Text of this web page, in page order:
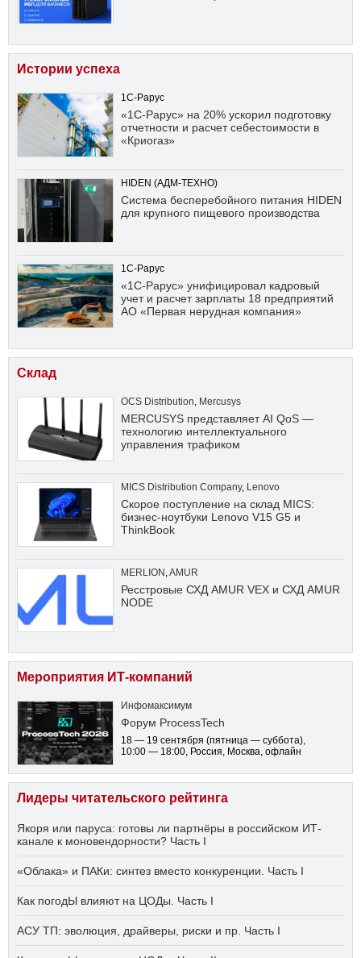
Истории успеха
1С-Рарус
«1С-Рарус» на 20% ускорил подготовку
отчетности и расчет себестоимости в
«Криогаз»
HIDEN (АДМ-ТЕХНО)
Система бесперебойного питания HIDEN
для крупного пищевого производства
1С-Рарус
«1С-Рарус» унифицировал кадровый
учет и расчет зарплаты 18 предприятий
АО «Первая нерудная компания»
Склад
OCS Distribution, Mercusys
MERCUSYS представляет AI QoS —
технологию интеллектуального
управления трафиком
MICS Distribution Company, Lenovo
Скорое поступление на склад MICS:
бизнес-ноутбуки Lenovo V15 G5 и
ThinkBook
MERLION ,AMUR
Ресстровые СХД AMUR VEX и СХД AMUR
NODE
Мероприятия ИТ-компаний
Инфомаксимум
Форум ProcessTech
18 — 19 сентября (пятница — суббота),
10:00 — 18:00, Россия, Москва, офлайн
Лидеры читательского рейтинга
Якоря или паруса: готовы ли партнёры в российском ИТ-
канале к моновендорности? Часть I
«Облака» и ПАКи: синтез вместо конкуренции. Часть I
Как погодЫ влияют на ЦОДы. Часть I
АСУ ТП: эволюция, драйверы, риски и пр. Часть I